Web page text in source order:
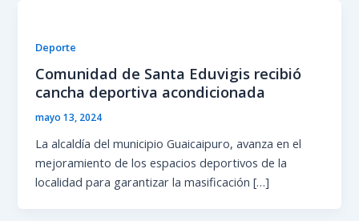
Deporte
Comunidad de Santa Eduvigis recibió
cancha deportiva acondicionada
mayo 13, 2024
La alcaldía del municipio Guaicaipuro, avanza en el
mejoramiento de los espacios deportivos de la
localidad para garantizar la masificación […]